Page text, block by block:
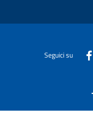
Seguici su